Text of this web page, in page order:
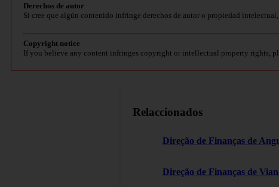
Derechos de autor
Si cree que algún contenido infringe derechos de autor o propiedad
Copyright notice
If you believe any content infringes copyright or intellectual property rights,
Relaccionados
Direção de Finanças de
Direção de Finanças de